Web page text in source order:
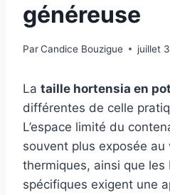
généreuse
ParCandice Bouzigue juillet
La taille hortensia en pot
différentes de celle
L’espace limité du
souvent plus exposée
thermiques, ainsi que
spécifiques exigent une